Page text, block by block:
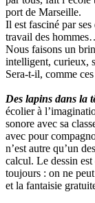
port de Marseille.
Il est fasciné par
travail des
Nous faisons un
intelligent, curieux,
Sera-t-il, comme
Des lapins dans la
écolier à
sonore avec sa
avec pour
n’est autre qu’un
calcul. Le dessin
toujours : on ne
et la fantaisie